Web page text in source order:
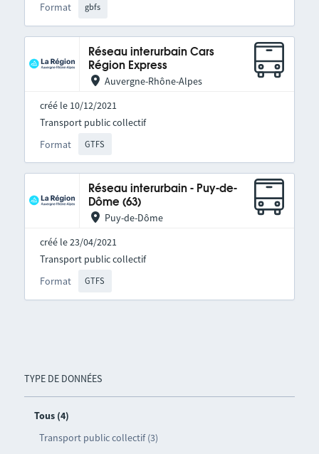
TYPE DE DONNÉES
Tous (4)
Transport public collectif (3)
Format gbfs
Réseau interurbain Cars
Région Express
Auvergne-Rhône-Alpes
créé le 10/12/2021
Format GTFS
Transport public collectif
Réseau interurbain - Puy-de-
Dôme (63)
Puy-de-Dôme
créé le 23/04/2021
Format GTFS
Transport public collectif